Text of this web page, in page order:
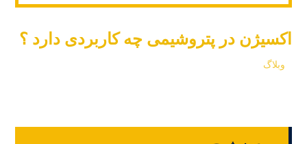
اکسیژن در پتروشیمی چه کاربردی دارد ؟
وبلاگ